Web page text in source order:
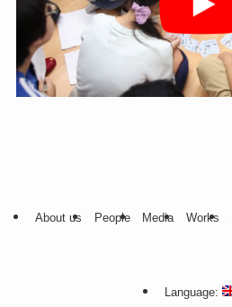
About us People Media Works
Language: